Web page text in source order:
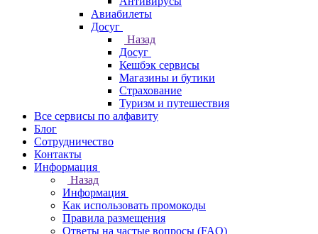
Авиабилеты
Досуг
Назад
Досуг
Кешбэк сервисы
Магазины и бутики
Страхование
Туризм и путешествия
Все сервисы по алфавиту
Блог
Сотрудничество
Контакты
Информация
Назад
Информация
Как использовать промокоды
Правила размещения
Ответы на частые вопросы (FAQ)